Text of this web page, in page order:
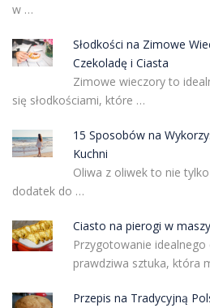
w …
Słodkości na Zimowe
Czekoladę i Ciasta
Zimowe wieczory to
się słodkościami, które …
15 Sposobów na
Kuchni
Oliwa z oliwek to nie
dodatek do …
Ciasto na pierogi w
Przygotowanie
prawdziwa sztuka, która
Przepis na Tradycyjną